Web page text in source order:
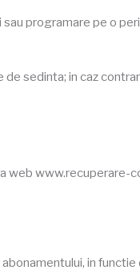
programare pe o
sedinta; in caz
web www.recuperare-
in functie